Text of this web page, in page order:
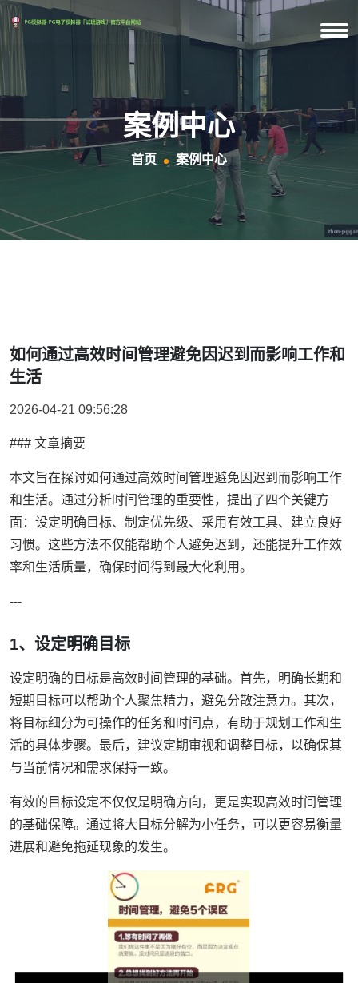
案例中心
首页 案例中心
如何通过高效时间管理避免因迟到而影响工作和
生活
2026-04-21 09:56:28
### 文章摘要
本文旨在探讨如何通过高效时间管理避免因迟到而影响工作
和生活。通过分析时间管理的重要性，提出了四个关键方
面：设定明确目标、制定优先级、采用有效工具、建立良好
习惯。这些方法不仅能帮助个人避免迟到，还能提升工作效
率和生活质量，确保时间得到最大化利用。
---
1、设定明确目标
设定明确的目标是高效时间管理的基础。首先，明确长期和
短期目标可以帮助个人聚焦精力，避免分散注意力。其次，
将目标细分为可操作的任务和时间点，有助于规划工作和生
活的具体步骤。最后，建议定期审视和调整目标，以确保其
与当前情况和需求保持一致。
有效的目标设定不仅仅是明确方向，更是实现高效时间管理
的基础保障。通过将大目标分解为小任务，可以更容易衡量
进展和避免拖延现象的发生。